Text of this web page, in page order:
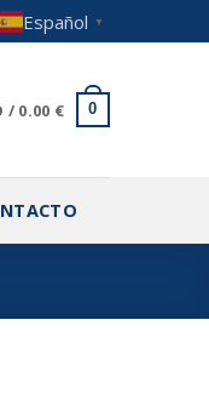
Español ▼
/ 0.00 € 0